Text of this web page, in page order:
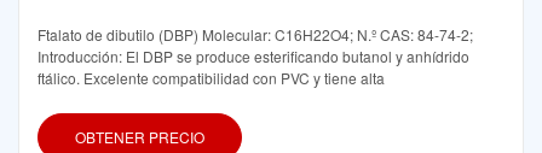
Ftalato de dibutilo (DBP) Molecular: C16H22O4; N.º CAS: 84-74-2;
Introducción: El DBP se produce esterificando butanol y anhídrido
ftálico. Excelente compatibilidad con PVC y tiene alta
OBTENER PRECIO